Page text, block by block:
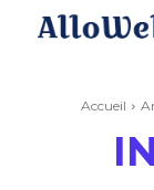
Accueil